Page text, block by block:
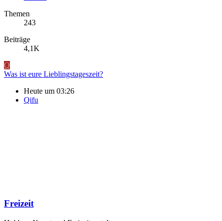
Themen
243
Beiträge
4,1K
Q
Was ist eure Lieblingstageszeit?
Heute um 03:26
Qifu
Freizeit